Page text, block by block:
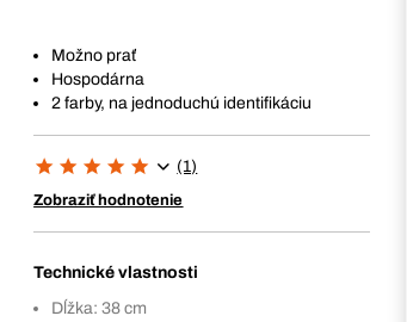
Možno prať
Hospodárna
2 farby, na jednoduchú identifikáciu
(1)
Zobraziť hodnotenie
Technické vlastnosti
Dĺžka: 38 cm